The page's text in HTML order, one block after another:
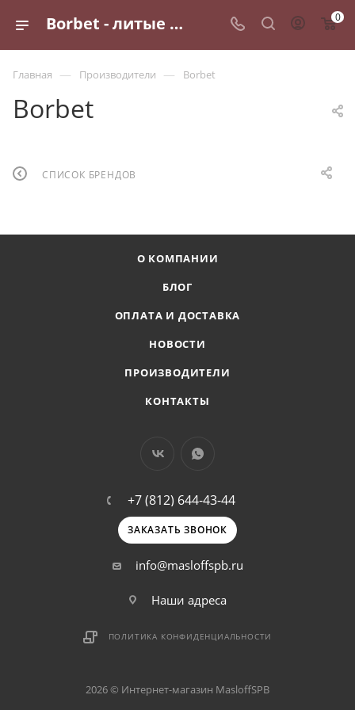
Borbet - литые диски для автомобилей 0
Главная — Производители — Borbet
Borbet
СПИСОК БРЕНДОВ
О КОМПАНИИ
БЛОГ
ОПЛАТА И ДОСТАВКА
НОВОСТИ
ПРОИЗВОДИТЕЛИ
КОНТАКТЫ
+7 (812) 644-43-44
ЗАКАЗАТЬ ЗВОНОК
info@masloffspb.ru
Наши адреса
ПОЛИТИКА КОНФИДЕНЦИАЛЬНОСТИ
2026 © Интернет-магазин MasloffSPB